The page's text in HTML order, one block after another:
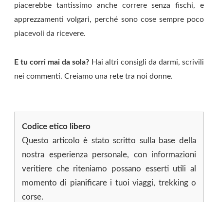
piacerebbe tantissimo anche correre senza fischi, e
apprezzamenti volgari, perché sono cose sempre poco
piacevoli da ricevere.
E tu corri mai da sola? Hai altri consigli da darmi, scrivili
nei commenti. Creiamo una rete tra noi donne.
Codice etico libero
Questo articolo è stato scritto sulla base della
nostra esperienza personale, con informazioni
veritiere che riteniamo possano esserti utili al
momento di pianificare i tuoi viaggi, trekking o
corse.